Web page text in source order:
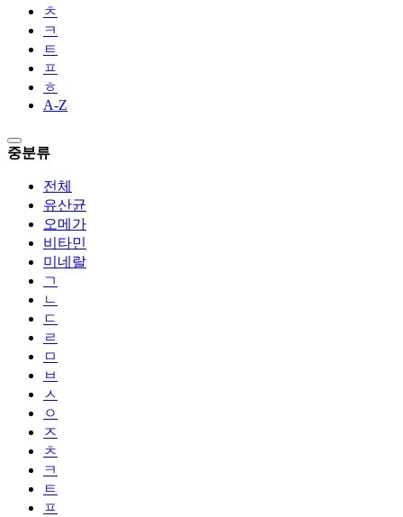
ㅊ
ㅋ
ㅌ
ㅍ
ㅎ
A-Z
중분류
전체
유산균
오메가
비타민
미네랄
ㄱ
ㄴ
ㄷ
ㄹ
ㅁ
ㅂ
ㅅ
ㅇ
ㅈ
ㅊ
ㅋ
ㅌ
ㅍ